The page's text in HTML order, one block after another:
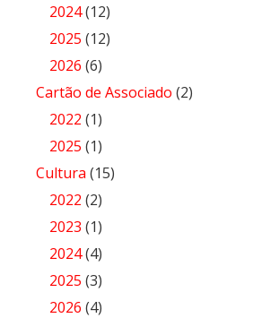
2024(12)
2025 (12)
2026 (6)
Cartão de Associado (2)
2022 (1)
2025 (1)
Cultura (15)
2022 (2)
2023 (1)
2024(4)
2025 (3)
2026 (4)